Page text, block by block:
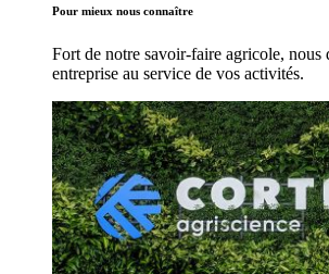
Pour mieux nous connaître
Fort de notre savoir-faire agricole, nous
entreprise au service de vos activités.